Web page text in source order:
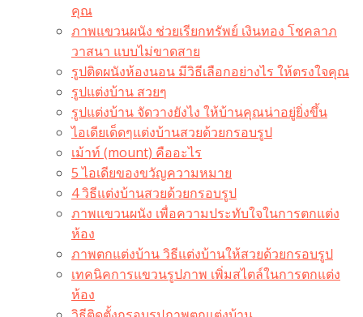
คุณ
ภาพแขวนผนัง ช่วยเรียกทรัพย์ เงินทอง โชคลาภ
วาสนา แบบไม่ขาดสาย
รูปติดผนังห้องนอน มีวิธีเลือกอย่างไร ให้ตรงใจคุณ
รูปแต่งบ้าน สวยๆ
รูปแต่งบ้าน จัดวางยังไง ให้บ้านคุณน่าอยู่ยิ่งขึ้น
ไอเดียเด็ดๆแต่งบ้านสวยด้วยกรอบรูป
เม้าท์ (mount) คืออะไร​
5 ไอเดียของขวัญความหมาย
4 วิธีแต่งบ้านสวยด้วยกรอบรูป
ภาพแขวนผนัง เพื่อความประทับใจในการตกแต่ง
ห้อง
ภาพตกแต่งบ้าน วิธีแต่งบ้านให้สวยด้วยกรอบรูป
เทคนิคการแขวนรูปภาพ เพิ่มสไตล์ในการตกแต่ง
ห้อง